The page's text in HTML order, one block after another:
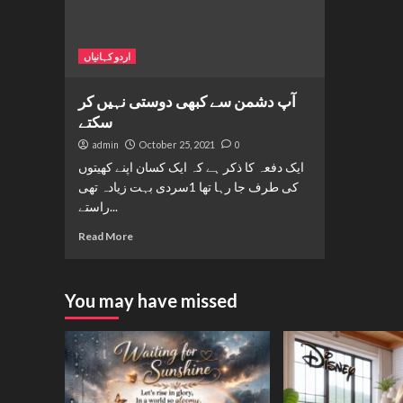
اردو کہانیاں
آپ دشمن سے کبھی دوستی نہیں کر
سکتے
admin October 25, 2021 0
ایک دفعہ کا ذکر ہے کہ ایک کسان اپنے کھیتوں
کی طرف جا رہا تھا 1سردی بہت زیادہ تھی
راستے...
Read More
You may have missed